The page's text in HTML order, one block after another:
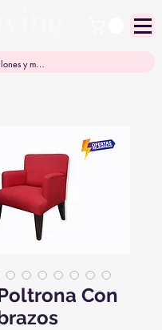
Con